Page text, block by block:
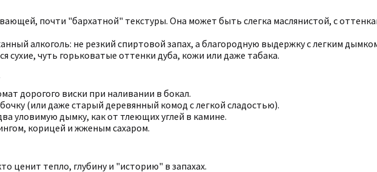
почти "бархатной" текстуры. Она может быть слегка маслянистой, с
алкоголь: не резкий спиртовой запах, а благородную выдержку с легким
сухие, чуть горьковатые оттенки дуба, кожи или даже табака.
дорогого виски при наливании в бокал.
(или даже старый деревянный комод с легкой сладостью).
уловимую дымку, как от тлеющих углей в камине.
корицей и жженым сахаром.
ценит тепло, глубину и "историю" в запахах.